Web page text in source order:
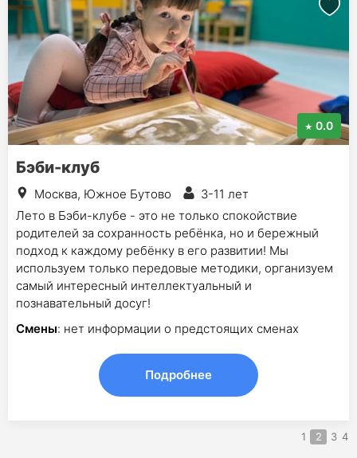
0.0
Бэби-клуб
Москва, Южное Бутово
3-11 лет
Лето в Бэби-клубе - это не только спокойствие
родителей за сохранность ребёнка, но и бережный
подход к каждому ребёнку в его развитии! Мы
используем только передовые методики, организуем
самый интересный интеллектуальный и
познавательный досуг!
Смены: нет информации о предстоящих сменах
Подробнее
1 2 3 4